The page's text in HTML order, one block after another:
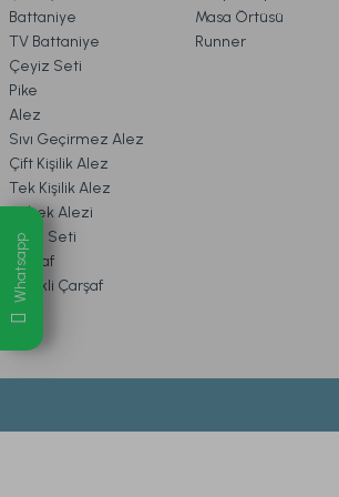
8.
9.
Wellsoft Çok Amaçlı Sıvı Geçirmez
1.949,00 TL
449,00 TL
Whatsapp
Battaniye
TV Battaniye
Çeyiz Seti
Pike
Alez
Sıvı Geçirmez Alez
Çift Kişilik Alez
Tek Kişilik Alez
Bebek Alezi
Uyku Seti
Çarşaf
Lastikli Çarşaf
Masa Örtüsü
Runner